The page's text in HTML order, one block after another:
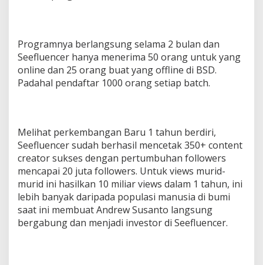
Programnya berlangsung selama 2 bulan dan
Seefluencer hanya menerima 50 orang untuk yang
online dan 25 orang buat yang offline di BSD.
Padahal pendaftar 1000 orang setiap batch.
Melihat perkembangan Baru 1 tahun berdiri,
Seefluencer sudah berhasil mencetak 350+ content
creator sukses dengan pertumbuhan followers
mencapai 20 juta followers. Untuk views murid-
murid ini hasilkan 10 miliar views dalam 1 tahun, ini
lebih banyak daripada populasi manusia di bumi
saat ini membuat Andrew Susanto langsung
bergabung dan menjadi investor di Seefluencer.